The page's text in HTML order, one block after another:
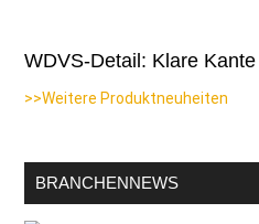
WDVS-Detail: Klare
>>Weitere Produktneuheiten
BRANCHENNEWS